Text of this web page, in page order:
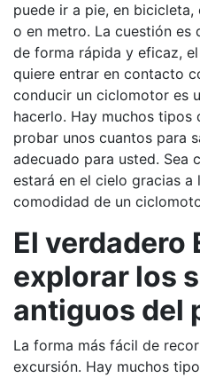
puede ir a pie, en
o en metro. La cuestión es
de forma rápida y eficaz,
quiere entrar en contacto
conducir un ciclomotor es
hacerlo. Hay muchos
probar unos cuantos para
adecuado para usted. Sea
estará en el cielo gracias a
comodidad de un
El verdadero
explorar los
antiguos del
La forma más fácil de
excursión. Hay muchos